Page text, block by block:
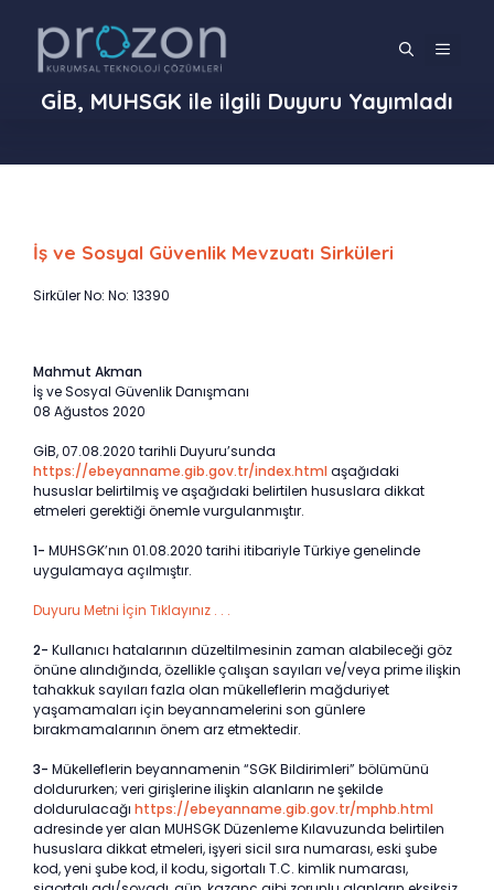
MENÜ
GİB, MUHSGK ile ilgili Duyuru Yayımladı
İş ve Sosyal Güvenlik Mevzuatı Sirküleri
Sirküler No: No: 13390
Mahmut Akman
İş ve Sosyal Güvenlik Danışmanı
08 Ağustos 2020
GİB, 07.08.2020 tarihli Duyuru’sunda
https://ebeyanname.gib.gov.tr/index.html aşağıdaki
hususlar belirtilmiş ve aşağıdaki belirtilen hususlara dikkat
etmeleri gerektiği önemle vurgulanmıştır.
1- MUHSGK’nın 01.08.2020 tarihi itibariyle Türkiye genelinde
uygulamaya açılmıştır.
Duyuru Metni İçin Tıklayınız . . .
2- Kullanıcı hatalarının düzeltilmesinin zaman alabileceği göz
önüne alındığında, özellikle çalışan sayıları ve/veya prime ilişkin
tahakkuk sayıları fazla olan mükelleflerin mağduriyet
yaşamamaları için beyannamelerini son günlere
bırakmamalarının önem arz etmektedir.
3- Mükelleflerin beyannamenin “SGK Bildirimleri” bölümünü
doldururken; veri girişlerine ilişkin alanların ne şekilde
doldurulacağı https://ebeyanname.gib.gov.tr/mphb.html
adresinde yer alan MUHSGK Düzenleme Kılavuzunda belirtilen
hususlara dikkat etmeleri, işyeri sicil sıra numarası, eski şube
kod, yeni şube kod, il kodu, sigortalı T.C. kimlik numarası,